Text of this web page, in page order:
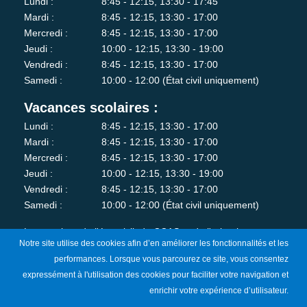
Mardi :
8:45 - 12:15, 13:30 - 17:00
Mercredi :
8:45 - 12:15, 13:30 - 17:00
Jeudi :
10:00 - 12:15, 13:30 - 19:00
Vendredi :
8:45 - 12:15, 13:30 - 17:00
Samedi :
10:00 - 12:00 (État civil uniquement)
Vacances scolaires :
Lundi :
8:45 - 12:15, 13:30 - 17:00
Mardi :
8:45 - 12:15, 13:30 - 17:00
Mercredi :
8:45 - 12:15, 13:30 - 17:00
Jeudi :
10:00 - 12:15, 13:30 - 19:00
Vendredi :
8:45 - 12:15, 13:30 - 17:00
Samedi :
10:00 - 12:00 (État civil uniquement)
Les services de l'état-civil, du CCAS et de l'urbanisme sont
fermés au public le lundi matin.
Je m'abonne à la newsletter
Notre site utilise des cookies afin d’en améliorer les fonctionnalités et les
performances. Lorsque vous parcourez ce site, vous consentez
expressément à l'utilisation des cookies pour faciliter votre navigation et
enrichir votre expérience d’utilisateur.